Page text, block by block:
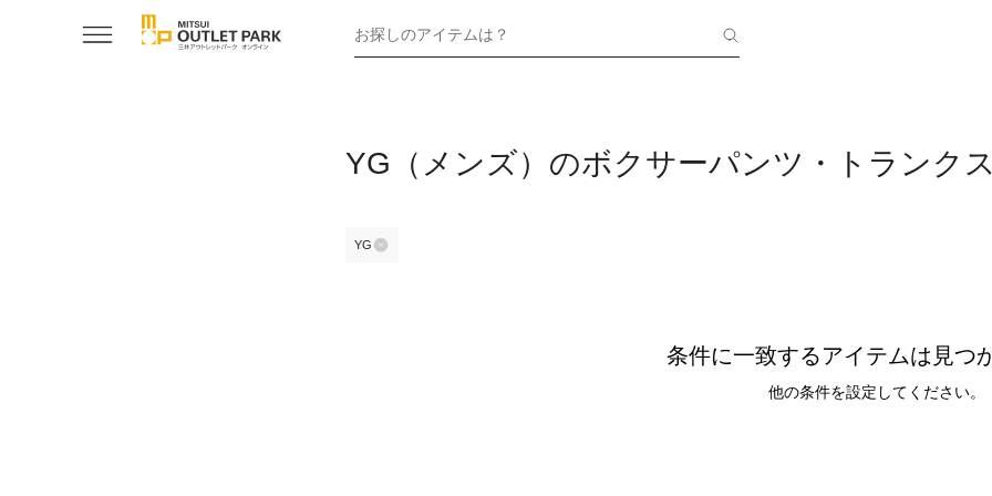
お探しのアイテムは？
YG（メンズ）のボクサーパンツ・トランクス
YG
条件に一致するアイテムは見つ
他の条件を設定してください。